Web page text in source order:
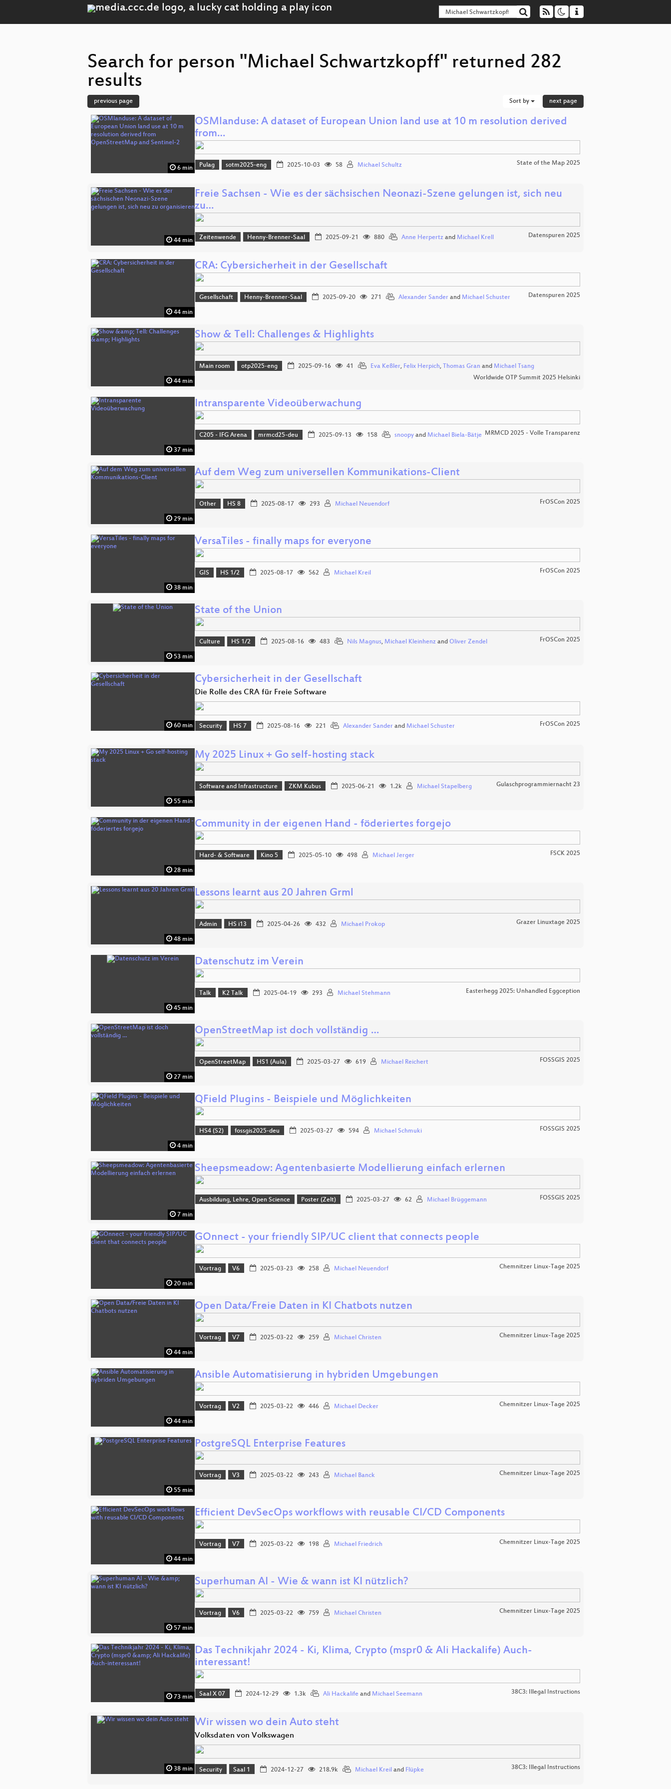
Search for person "Michael Schwartzkopff" returned 282
results
previous page Sort by next page
6 min
OSMlanduse: A dataset of European Union land use at 10 m resolution derived
from…
Pulag sotm2025-eng 2025-10-03 58 Michael Schultz State of the Map 2025
44 min
Freie Sachsen - Wie es der sächsischen Neonazi-Szene gelungen ist, sich neu
zu…
Zeitenwende Henny-Brenner-Saal 2025-09-21 880 Anne Herpertzand Michael Krell Datenspuren 2025
44 min
CRA: Cybersicherheit in der Gesellschaft
Gesellschaft Henny-Brenner-Saal 2025-09-20 271 Alexander Sanderand Michael Schuster Datenspuren 2025
44 min
Show & Tell: Challenges & Highlights
Main room otp2025-eng 2025-09-16 41 Eva Keßler, Felix Herpich, Thomas Gran and Michael Tsang
Worldwide OTP Summit 2025 Helsinki
37 min
Intransparente Videoüberwachung
C205 - IFG Arena mrmcd25-deu 2025-09-13 158 snoopyand Michael Biela-Bätje MRMCD 2025 - Volle Transparenz
29 min
Auf dem Weg zum universellen Kommunikations-Client
Other HS 8 2025-08-17 293 Michael Neuendorf FrOSCon 2025
38 min
VersaTiles - finally maps for everyone
GIS HS 1/2 2025-08-17 562 Michael Kreil FrOSCon 2025
53 min
State of the Union
Culture HS 1/2 2025-08-16 483 Nils Magnus, Michael Kleinhenzand Oliver Zendel FrOSCon 2025
60 min
Cybersicherheit in der Gesellschaft
Die Rolle des CRA für Freie Software
Security HS 7 2025-08-16 221 Alexander Sanderand Michael Schuster FrOSCon 2025
55 min
My 2025 Linux + Go self-hosting stack
Software and Infrastructure ZKM Kubus 2025-06-21 1.2k Michael Stapelberg Gulaschprogrammiernacht 23
28 min
Community in der eigenen Hand - föderiertes forgejo
Hard- & Software Kino 5 2025-05-10 498 Michael Jerger FSCK 2025
48 min
Lessons learnt aus 20 Jahren Grml
Admin HS i13 2025-04-26 432 Michael Prokop Grazer Linuxtage 2025
45 min
Datenschutz im Verein
Talk K2 Talk 2025-04-19 293 Michael Stehmann Easterhegg 2025: Unhandled Eggception
27 min
OpenStreetMap ist doch vollständig …
OpenStreetMap HS1 (Aula) 2025-03-27 619 Michael Reichert FOSSGIS 2025
4 min
QField Plugins - Beispiele und Möglichkeiten
HS4 (S2) fossgis2025-deu 2025-03-27 594 Michael Schmuki FOSSGIS 2025
7 min
Sheepsmeadow: Agentenbasierte Modellierung einfach erlernen
Ausbildung, Lehre, Open Science Poster (Zelt) 2025-03-27 62 Michael Brüggemann FOSSGIS 2025
20 min
GOnnect - your friendly SIP/UC client that connects people
Vortrag V6 2025-03-23 258 Michael Neuendorf Chemnitzer Linux-Tage 2025
44 min
Open Data/Freie Daten in KI Chatbots nutzen
Vortrag V7 2025-03-22 259 Michael Christen Chemnitzer Linux-Tage 2025
44 min
Ansible Automatisierung in hybriden Umgebungen
Vortrag V2 2025-03-22 446 Michael Decker Chemnitzer Linux-Tage 2025
55 min
PostgreSQL Enterprise Features
Vortrag V3 2025-03-22 243 Michael Banck Chemnitzer Linux-Tage 2025
44 min
Efficient DevSecOps workflows with reusable CI/CD Components
Vortrag V7 2025-03-22 198 Michael Friedrich Chemnitzer Linux-Tage 2025
57 min
Superhuman AI - Wie & wann ist KI nützlich?
Vortrag V6 2025-03-22 759 Michael Christen Chemnitzer Linux-Tage 2025
73 min
Das Technikjahr 2024 - Ki, Klima, Crypto (mspr0 & Ali Hackalife) Auch-
interessant!
Saal X 07 2024-12-29 1.3k Ali Hackalifeand Michael Seemann 38C3: Illegal Instructions
38 min
Wir wissen wo dein Auto steht
Volksdaten von Volkswagen
Security Saal 1 2024-12-27 218.9k Michael Kreil and Flüpke 38C3: Illegal Instructions